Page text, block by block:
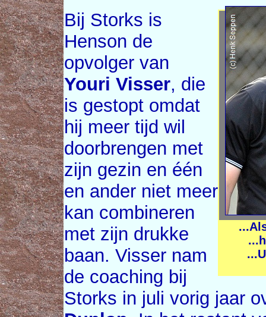
Bij Storks is
Henson de
opvolger van
Youri Visser, die
is gestopt omdat
hij meer tijd wil
doorbrengen met
zijn gezin en één
en ander niet meer
kan combineren
met zijn drukke
baan. Visser nam
de coaching bij
Storks in juli vorig jaar